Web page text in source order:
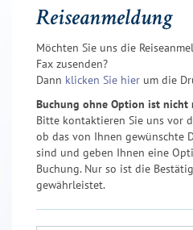
Reiseanmeldung
Möchten Sie uns die
Fax zusenden?
Dann klicken Sie hier um die
Buchung ohne Option ist nicht
Bitte kontaktieren Sie uns vor
ob das von Ihnen gewünschte
sind und geben Ihnen eine
Buchung. Nur so ist die
gewährleistet.